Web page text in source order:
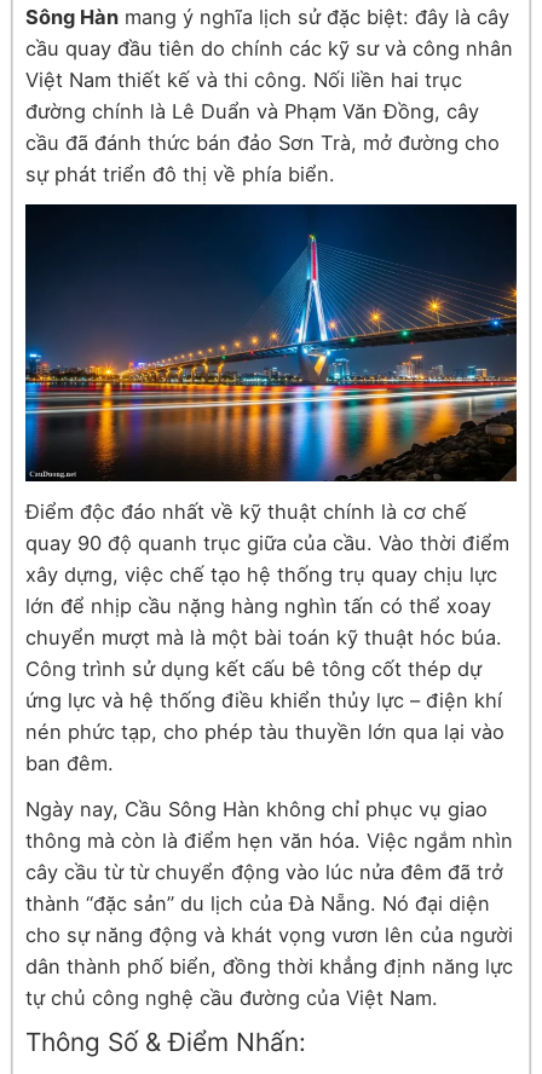
Sông Hàn mang ý nghĩa lịch sử đặc biệt: đây là cây
cầu quay đầu tiên do chính các kỹ sư và công nhân
Việt Nam thiết kế và thi công. Nối liền hai trục
đường chính là Lê Duẩn và Phạm Văn Đồng, cây
cầu đã đánh thức bán đảo Sơn Trà, mở đường cho
sự phát triển đô thị về phía biển.
Điểm độc đáo nhất về kỹ thuật chính là cơ chế
quay 90 độ quanh trục giữa của cầu. Vào thời điểm
xây dựng, việc chế tạo hệ thống trụ quay chịu lực
lớn để nhịp cầu nặng hàng nghìn tấn có thể xoay
chuyển mượt mà là một bài toán kỹ thuật hóc búa.
Công trình sử dụng kết cấu bê tông cốt thép dự
ứng lực và hệ thống điều khiển thủy lực – điện khí
nén phức tạp, cho phép tàu thuyền lớn qua lại vào
ban đêm.
Ngày nay, Cầu Sông Hàn không chỉ phục vụ giao
thông mà còn là điểm hẹn văn hóa. Việc ngắm nhìn
cây cầu từ từ chuyển động vào lúc nửa đêm đã trở
thành “đặc sản” du lịch của Đà Nẵng. Nó đại diện
cho sự năng động và khát vọng vươn lên của người
dân thành phố biển, đồng thời khẳng định năng lực
tự chủ công nghệ cầu đường của Việt Nam.
Thông Số & Điểm Nhấn: